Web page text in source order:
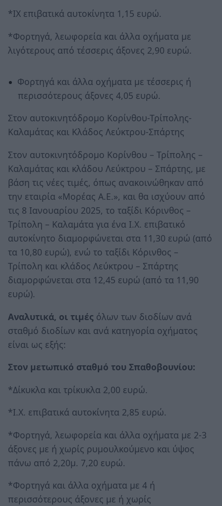
*ΙΧ επιβατικά αυτοκίνητα 1,15 ευρώ.
*Φορτηγά, λεωφορεία και άλλα οχήματα με
λιγότερους από τέσσερις άξονες 2,90 ευρώ.
Φορτηγά και άλλα οχήματα με τέσσερις ή
περισσότερους άξονες 4,05 ευρώ.
Στον αυτοκινητόδρομο Κορίνθου-Τρίπολης-
Καλαμάτας και Κλάδος Λεύκτρου-Σπάρτης
Στον αυτοκινητόδρομο Κορίνθου – Τρίπολης –
Καλαμάτας και κλάδου Λεύκτρου – Σπάρτης, με
βάση τις νέες τιμές, όπως ανακοινώθηκαν από
την εταιρία «Μορέας Α.Ε.», και θα ισχύουν από
τις 8 Ιανουαρίου 2025, το ταξίδι Κόρινθος –
Τρίπολη – Καλαμάτα για ένα Ι.Χ. επιβατικό
αυτοκίνητο διαμορφώνεται στα 11,30 ευρώ (από
τα 10,80 ευρώ), ενώ το ταξίδι Κόρινθος –
Τρίπολη και κλάδος Λεύκτρου – Σπάρτης
διαμορφώνεται στα 12,45 ευρώ (από τα 11,90
ευρώ).
Αναλυτικά, οι τιμές όλων των διοδίων ανά
σταθμό διοδίων και ανά κατηγορία οχήματος
είναι ως εξής:
Στον μετωπικό σταθμό του Σπαθοβουνίου:
*Δίκυκλα και τρίκυκλα 2,00 ευρώ.
*Ι.Χ. επιβατικά αυτοκίνητα 2,85 ευρώ.
*Φορτηγά, λεωφορεία και άλλα οχήματα με 2-3
άξονες με ή χωρίς ρυμουλκούμενο και ύψος
πάνω από 2,20μ. 7,20 ευρώ.
*Φορτηγά και άλλα οχήματα με 4 ή
περισσότερους άξονες με ή χωρίς